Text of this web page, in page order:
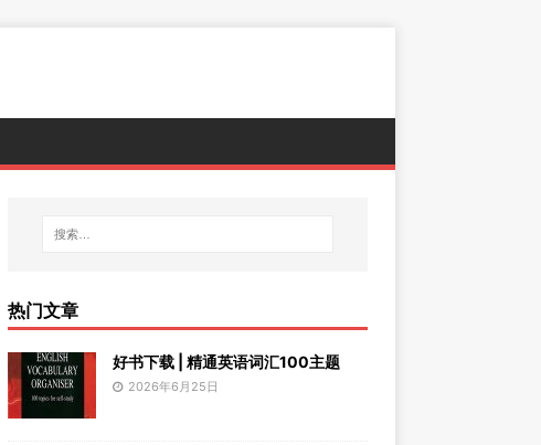
热门文章
好书下载 | 精通英语词汇100主题
2026年6月25日